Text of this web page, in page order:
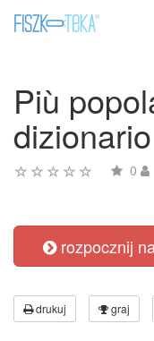
Più
0
rozpocznij
drukuj graj